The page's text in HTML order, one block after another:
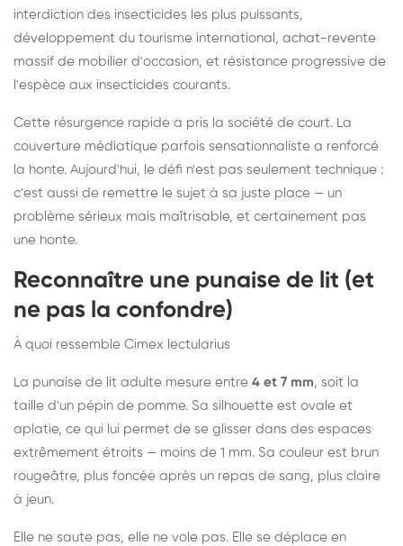
interdiction des insecticides les plus puissants,
développement du tourisme international, achat-revente
massif de mobilier d'occasion, et résistance progressive de
l'espèce aux insecticides courants.
Cette résurgence rapide a pris la société de court. La
couverture médiatique parfois sensationnaliste a renforcé
la honte. Aujourd'hui, le défi n'est pas seulement technique :
c'est aussi de remettre le sujet à sa juste place — un
problème sérieux mais maîtrisable, et certainement pas
une honte.
Reconnaître une punaise de lit (et
ne pas la confondre)
À quoi ressemble Cimex lectularius
La punaise de lit adulte mesure entre 4 et 7 mm, soit la
taille d'un pépin de pomme. Sa silhouette est ovale et
aplatie, ce qui lui permet de se glisser dans des espaces
extrêmement étroits — moins de 1 mm. Sa couleur est brun
rougeâtre, plus foncée après un repas de sang, plus claire
à jeun.
Elle ne saute pas, elle ne vole pas. Elle se déplace en